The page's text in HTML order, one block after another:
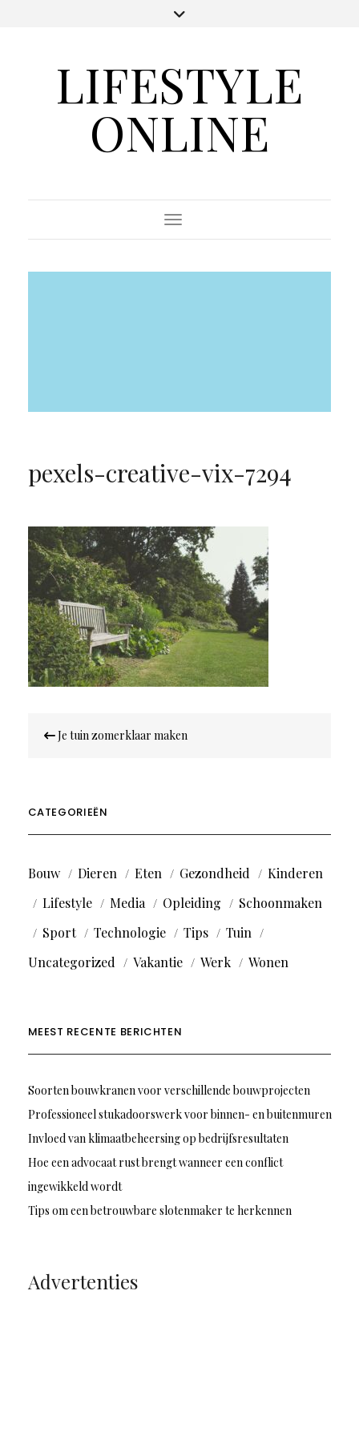
LIFESTYLE
ONLINE
Toggle Navigation
pexels-creative-vix-7294
navigatie
Je tuin zomerklaar maken
CATEGORIEËN
Bouw Dieren Eten Gezondheid
Kinderen
Lifestyle
Media Opleiding
Schoonmaken
Sport
Technologie Tips
Tuin
Uncategorized
Vakantie Werk Wonen
MEEST RECENTE BERICHTEN
Soorten bouwkranen voor verschillende bouwprojecten
Professioneel stukadoorswerk voor binnen- en buitenmuren
Invloed van klimaatbeheersing op bedrijfsresultaten
Hoe een advocaat rust brengt wanneer een conflict
ingewikkeld wordt
Tips om een betrouwbare slotenmaker te herkennen
Advertenties